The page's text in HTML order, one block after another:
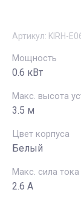
Артикул: KIRH-
Мощность
0.6 кВт
Макс. высота
3.5 м
Цвет корпуса
Белый
Макс. сила тока
2.6 A